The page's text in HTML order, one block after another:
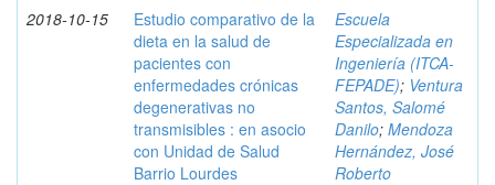
2018-10-15
Estudio comparativo de la
dieta en la salud de
pacientes con
enfermedades crónicas
degenerativas no
transmisibles : en asocio
con Unidad de Salud
Barrio Lourdes
Escuela
Especializada en
Ingeniería (ITCA-
FEPADE); Ventura
Santos, Salomé
Danilo; Mendoza
Hernández, José
Roberto